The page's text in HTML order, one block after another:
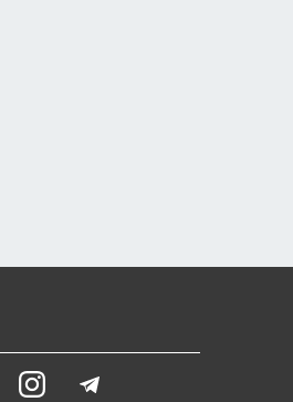
YoutubeInstagram